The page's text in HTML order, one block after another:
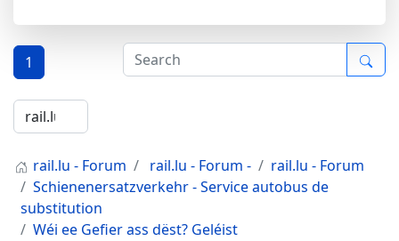
1
rail.lu - Forum rail.lu - Forum -
rail.lu - Forum
Schienenersatzverkehr - Service autobus de
substitution
Wéi ee Gefier ass dëst? Geléist